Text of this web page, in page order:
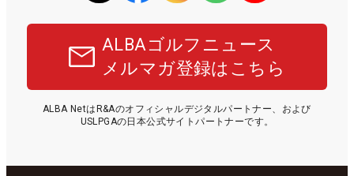
ALBAゴルフニュース
メルマガ登録はこちら
ALBA NetはR&Aのオフィシャルデジタルパートナー、および
USLPGAの日本公式サイトパートナーです。